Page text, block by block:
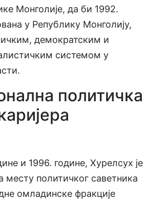
Монголије, да би 1992.
у Републику Монголију,
демократским и
системом у
политичка
и 1996. године, Хурелсух је
месту политичког саветника
омладинске фракције